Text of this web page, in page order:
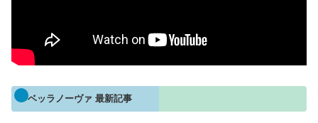
ベッラノーヴァ 最新記事